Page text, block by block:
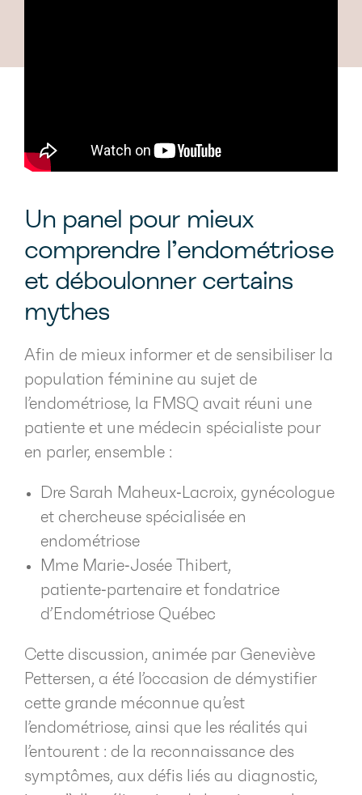
Un panel pour mieux
comprendre l’endométriose
et déboulonner certains
mythes
Afin de mieux informer et de sensibiliser la
population féminine au sujet de
l’endométriose, la FMSQ avait réuni une
patiente et une médecin spécialiste pour
en parler, ensemble :
Dre Sarah Maheux‑Lacroix, gynécologue
et chercheuse spécialisée en
endométriose
Mme Marie‑Josée Thibert,
patiente‑partenaire et fondatrice
d’Endométriose Québec
Cette discussion, animée par Geneviève
Pettersen, a été l’occasion de démystifier
cette grande méconnue qu’est
l’endométriose, ainsi que les réalités qui
l’entourent : de la reconnaissance des
symptômes, aux défis liés au diagnostic,